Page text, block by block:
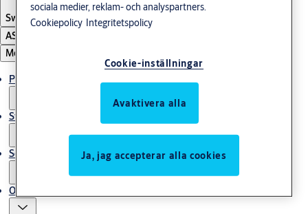
Sweden Svenska
ASSA ABLOY Group
Meny
Produkter och lösningar
Stories
Service
Om oss
sociala medier, reklam- och analyspartners.
Cookiepolicy Integritetspolicy
Cookie-inställningar
Avaktivera alla
Ja, jag accepterar alla cookies